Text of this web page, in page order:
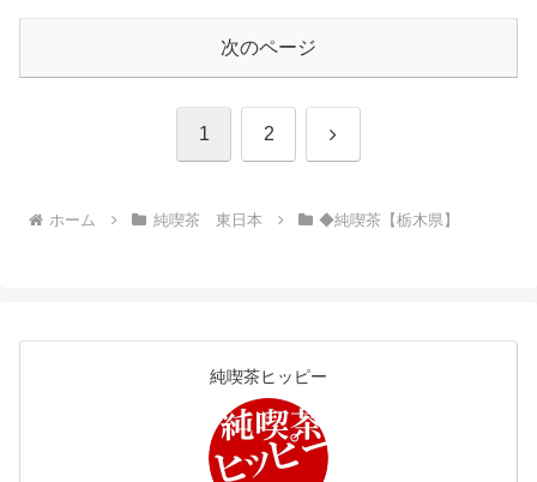
次のページ
1 2 次
ホーム 純喫茶 東日本 ◆純喫茶【栃木県】
純喫茶ヒッピー